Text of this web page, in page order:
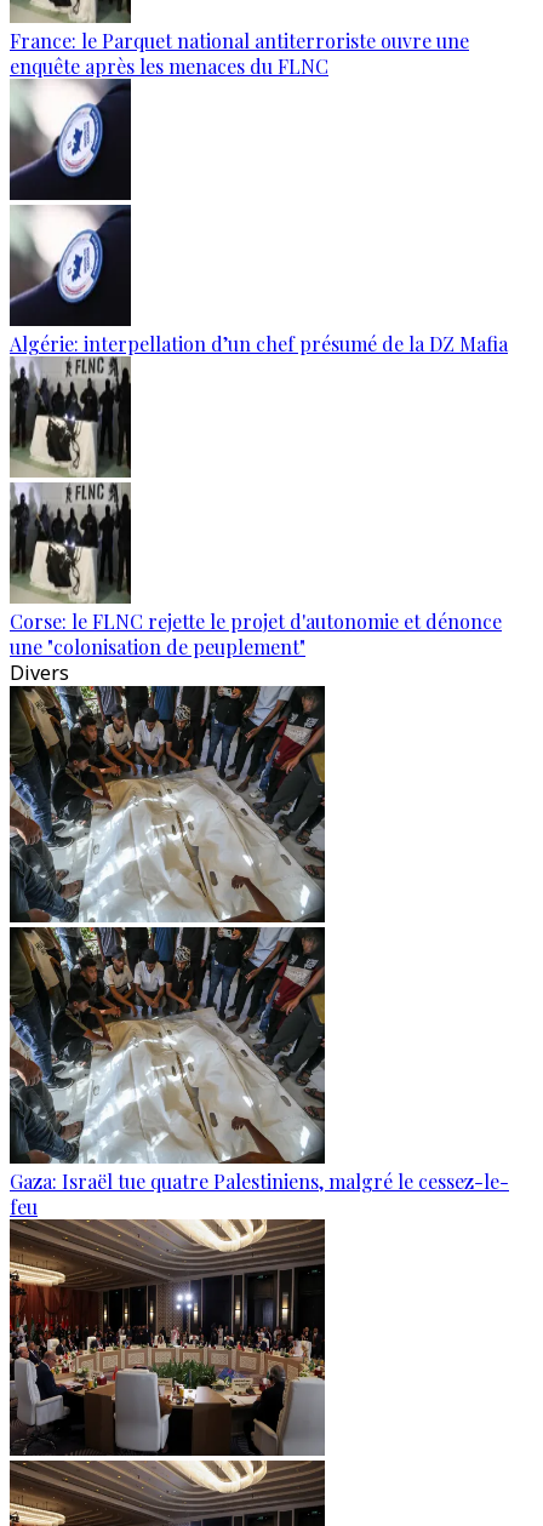
France: le Parquet national antiterroriste ouvre une
enquête après les menaces du FLNC
Algérie: interpellation d’un chef présumé de la DZ Mafia
Corse: le FLNC rejette le projet d'autonomie et dénonce
une "colonisation de peuplement"
Divers
Gaza: Israël tue quatre Palestiniens, malgré le cessez-le-
feu